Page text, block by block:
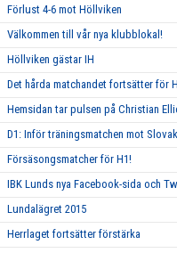
Förlust 4-6 mot Höllviken
Välkommen till vår nya klubblokal!
Höllviken gästar IH
Det hårda matchandet fortsätter för
Hemsidan tar pulsen på Christian
D1: Inför träningsmatchen mot
Försäsongsmatcher för H1!
IBK Lunds nya Facebook-sida och
Lundalägret 2015
Herrlaget fortsätter förstärka